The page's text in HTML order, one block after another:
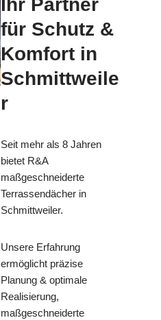
Ihr Partner
für Schutz &
Komfort in
Schmittweile
r
Seit mehr als 8 Jahren
bietet R&A
maßgeschneiderte
Terrassendächer in
Schmittweiler.
Unsere Erfahrung
ermöglicht präzise
Planung & optimale
Realisierung,
maßgeschneiderte